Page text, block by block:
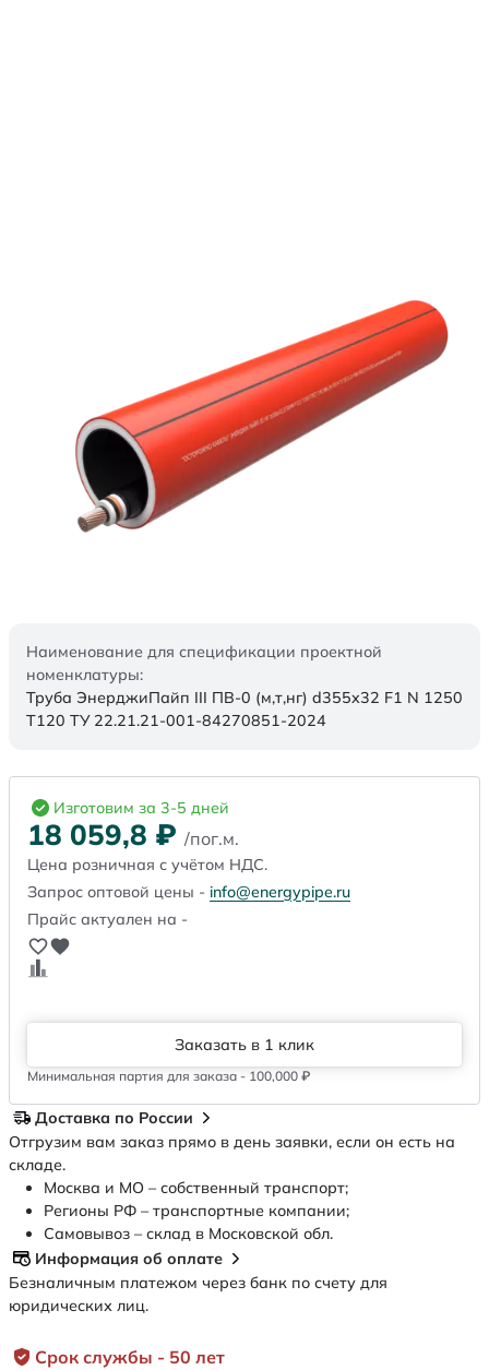
Наименование для спецификации проектной
номенклатуры:
Труба ЭнерджиПайп III ПВ-0 (м,т,нг) d355x32 F1 N 1250
Т120 ТУ 22.21.21-001-84270851-2024
Срок службы - 50 лет
Изготовим за 3-5 дней
18 059,8 ₽ /пог.м.
Цена розничная с учётом НДС.
Запрос оптовой цены - info@energypipe.ru
Прайс актуален на -
Заказать в 1 клик
Минимальная партия для заказа - 100,000 ₽
Доставка по России
Отгрузим вам заказ прямо в день заявки, если он есть на
складе.
Москва и МО – собственный транспорт;
Регионы РФ – транспортные компании;
Самовывоз – склад в Московской обл.
Информация об оплате
Безналичным платежом через банк по счету для
юридических лиц.